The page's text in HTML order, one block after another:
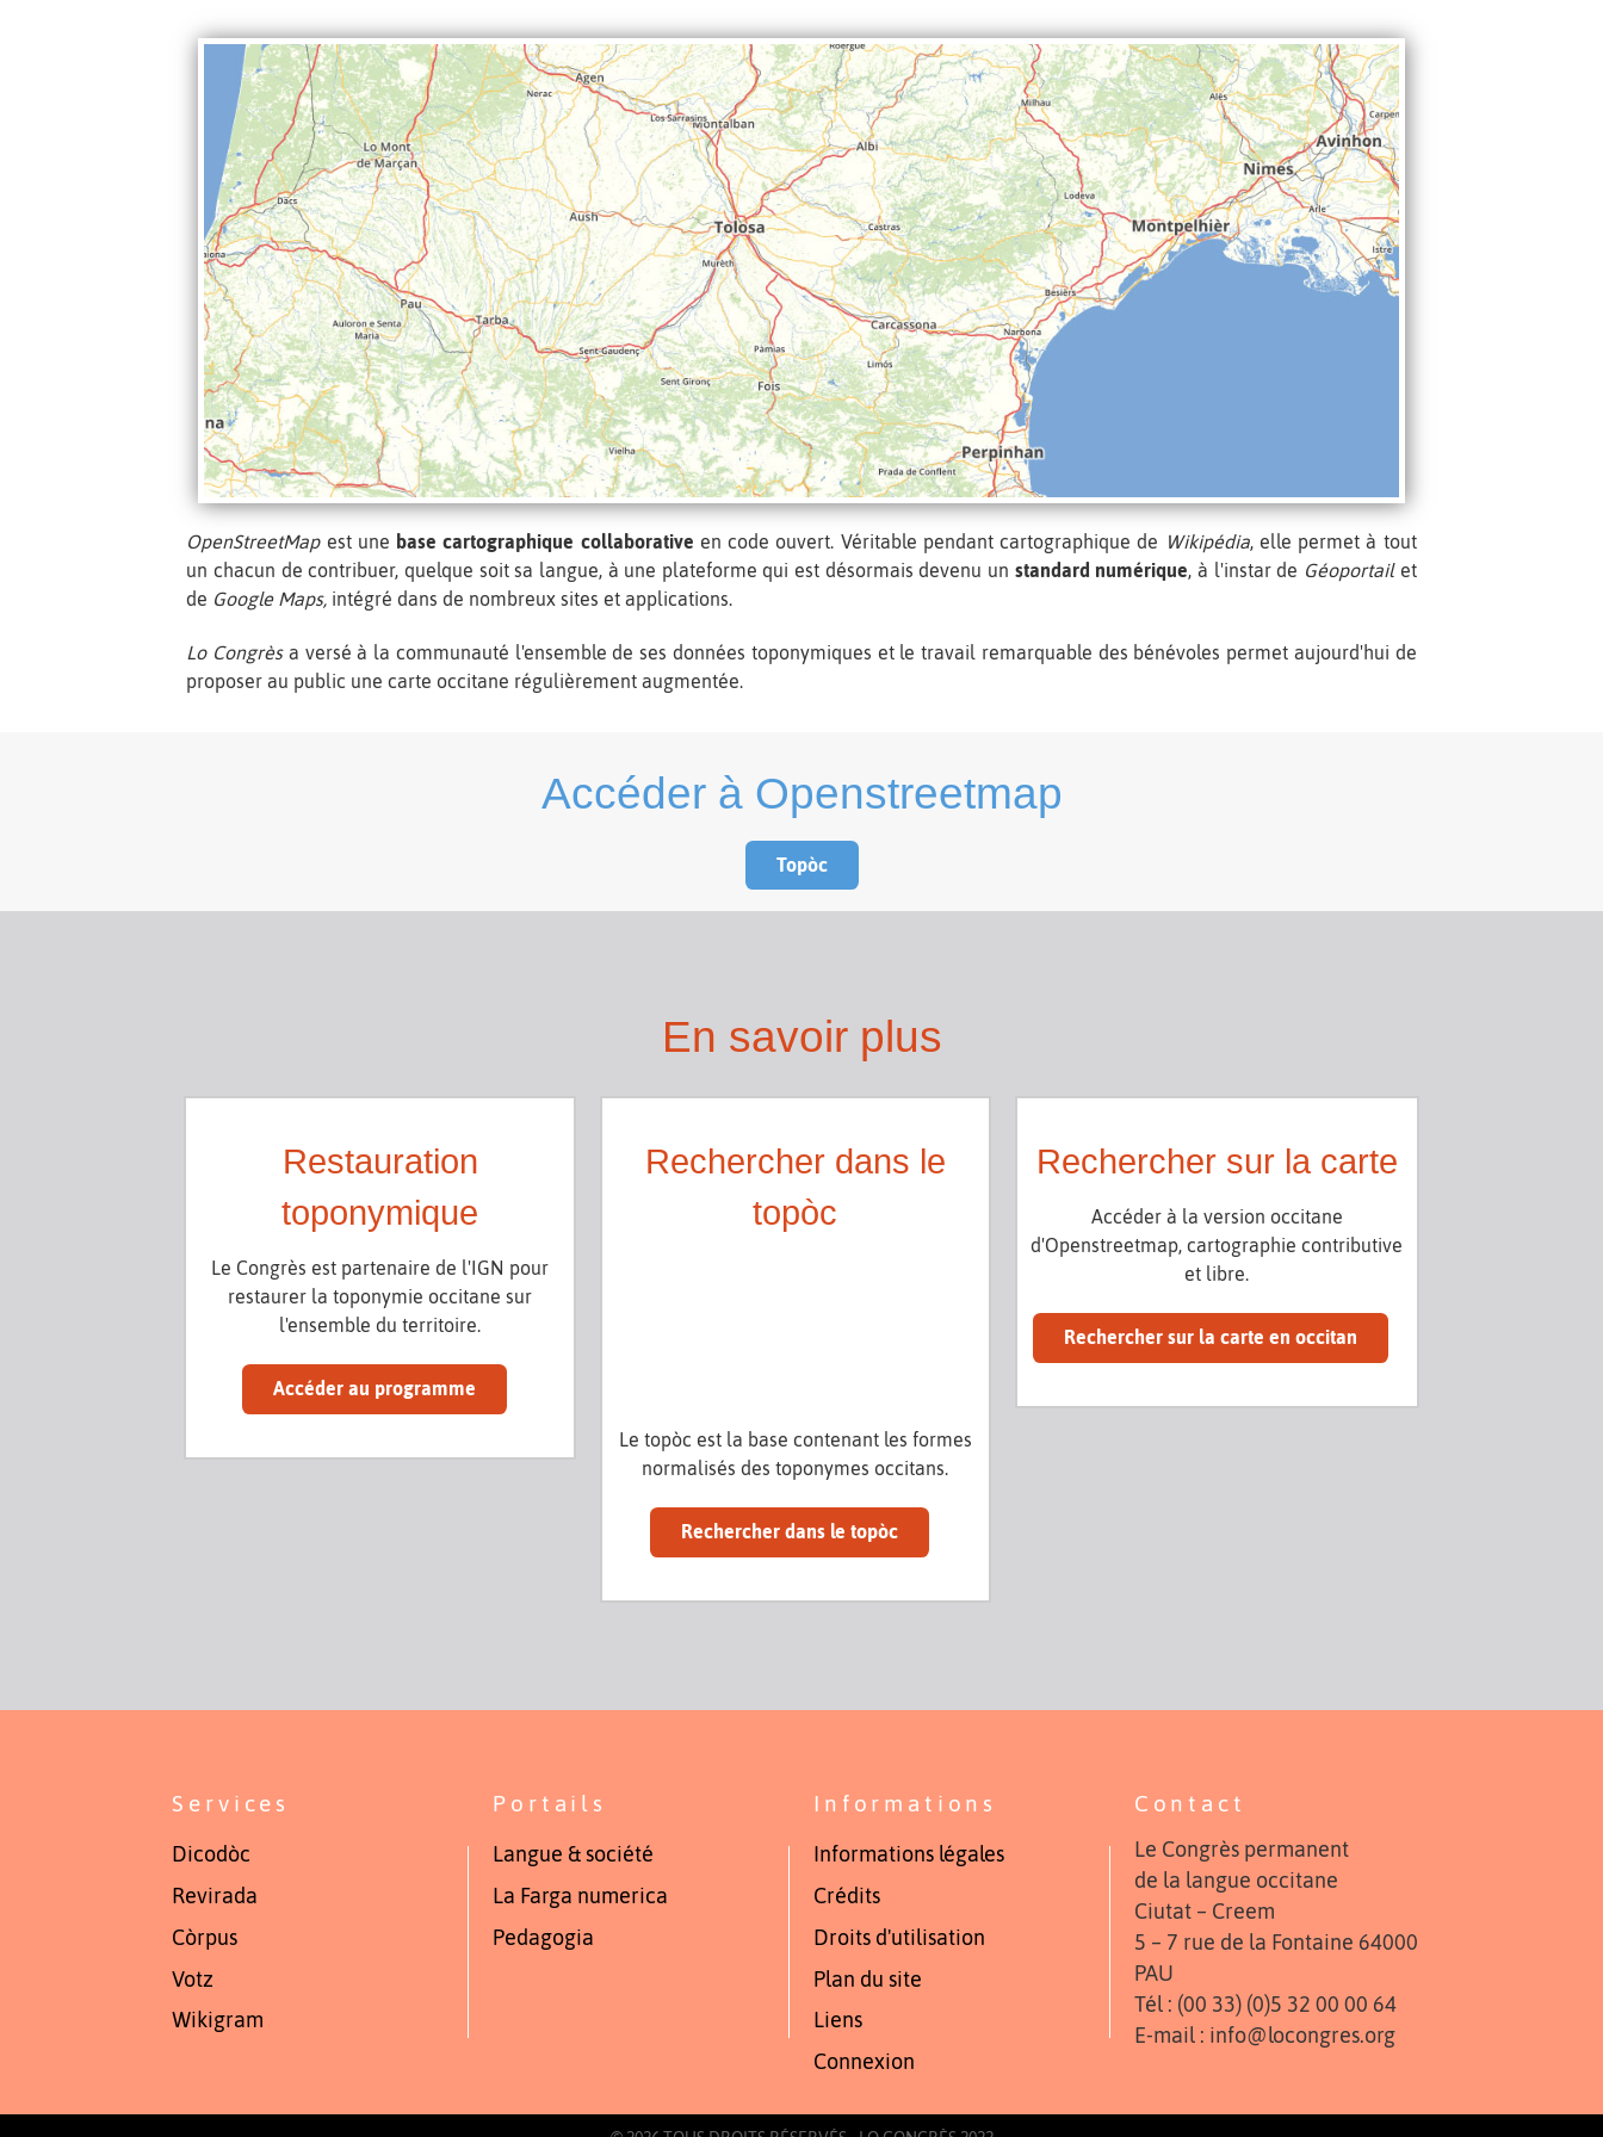
OpenStreetMap est une base cartographique collaborative en code ouvert. Véritable pendant cartographique de Wikipédia, elle permet à tout
un chacun de contribuer, quelque soit sa langue, à une plateforme qui est désormais devenu un standard numérique, à l'instar de Géoportail et
de Google Maps, intégré dans de nombreux sites et applications.
Lo Congrèsa versé à la communauté l'ensemble de ses données toponymiques et le travail remarquable des bénévoles permet aujourd'hui de
proposer au public une carte occitane régulièrement augmentée.
Accéder à Openstreetmap
Topòc
En savoir plus
Restauration
toponymique
Le Congrès est partenaire de l'IGN pour
restaurer la toponymie occitane sur
l'ensemble du territoire.
Accéder au programme
Rechercher dans le
topòc
Le topòc est la base contenant les formes
normalisés des toponymes occitans.
Rechercher dans le topòc
Rechercher sur la carte
Accéder à la version occitane
d'Openstreetmap, cartographie contributive
et libre.
Rechercher sur la carte en occitan
Services
Dicodòc
Revirada
Còrpus
Votz
Wikigram
Portails
Langue & société
La Farga numerica
Pedagogia
Informations
Informations légales
Crédits
Droits d'utilisation
Plan du site
Liens
Connexion
Contact
Le Congrès permanent
de la langue occitane
Ciutat – Creem
5 – 7 rue de la Fontaine 64000
PAU
Tél : (00 33) (0)5 32 00 00 64
E-mail : info@locongres.org